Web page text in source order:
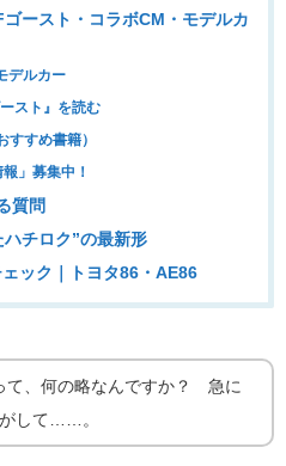
ースト・コラボCM・モデルカ
デルカー
スト』を読む
すすめ書籍）
」募集中！
質問
チロク”の最新形
ック｜トヨタ86・AE86
Racingが名を連ねる理由
て、何の略なんですか？ 急に
して……。